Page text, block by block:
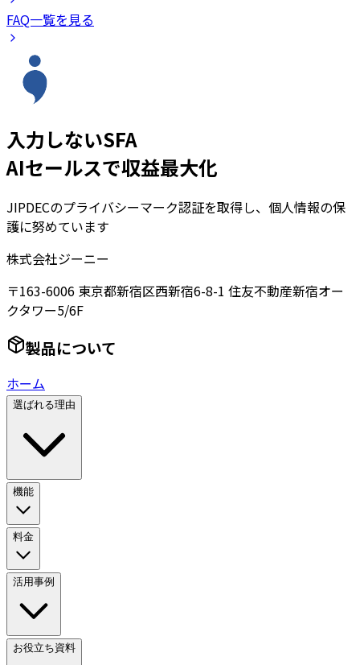
FAQ一覧を見る
入力しないSFA
AIセールスで収益最大化
JIPDECのプライバシーマーク認証を取得し、個人情報の保
護に努めています
株式会社ジーニー
〒163-6006 東京都新宿区西新宿6-8-1 住友不動産新宿オー
クタワー5/6F
製品について
ホーム
選ばれる理由
機能
料金
活用事例
お役立ち資料